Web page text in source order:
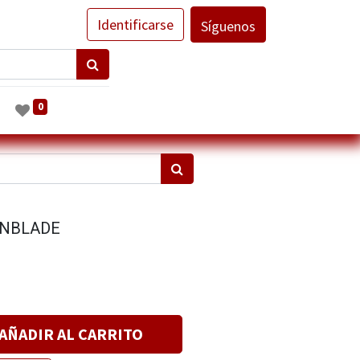
Identificarse Síguenos
0
AL CARRITO